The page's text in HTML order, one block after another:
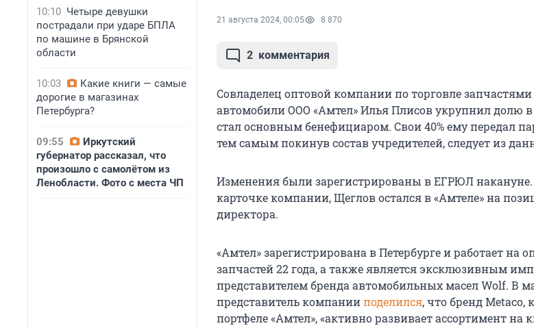
10:10 Четыре девушки
пострадали при ударе БПЛА
по машине в Брянской
области
10:03
Какие книги — самые
дорогие в магазинах
Петербурга?
09:55
Иркутский
губернатор рассказал, что
произошло с самолётом из
Ленобласти. Фото с места ЧП
21 августа 2024, 00:05 8 870
2 комментария
Совладелец оптовой компании по торговле
автомобили ООО «Амтел» Илья Плисов укрупнил долю
стал основным бенефициаром. Свои 40% ему передал
тем самым покинув состав учредителей, следует из
Изменения были зарегистрированы в ЕГРЮЛ накануне.
карточке компании, Щеглов остался в «Амтеле» на
директора.
«Амтел» зарегистрирована в Петербурге и работает на
запчастей 22 года, а также является эксклюзивным
представителем бренда автомобильных масел Wolf. В
представитель компанииподелился, что бренд Metaco,
портфеле «Амтел», «активно развивает ассортимент на